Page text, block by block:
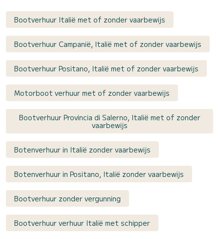
Bootverhuur Italië met of zonder vaarbewijs
Bootverhuur Campanië, Italië met of zonder vaarbewijs
Bootverhuur Positano, Italië met of zonder vaarbewijs
Motorboot verhuur met of zonder vaarbewijs
Bootverhuur Provincia di Salerno, Italië met of zonder
vaarbewijs
Botenverhuur in Italië zonder vaarbewijs
Botenverhuur in Positano, Italië zonder vaarbewijs
Bootverhuur zonder vergunning
Bootverhuur verhuur Italië met schipper